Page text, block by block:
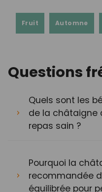
Fruit Automne
Questions
Quels sont les
de la châtaigne
repas sain ?
Pourquoi la
recommandée
équilibrée pour